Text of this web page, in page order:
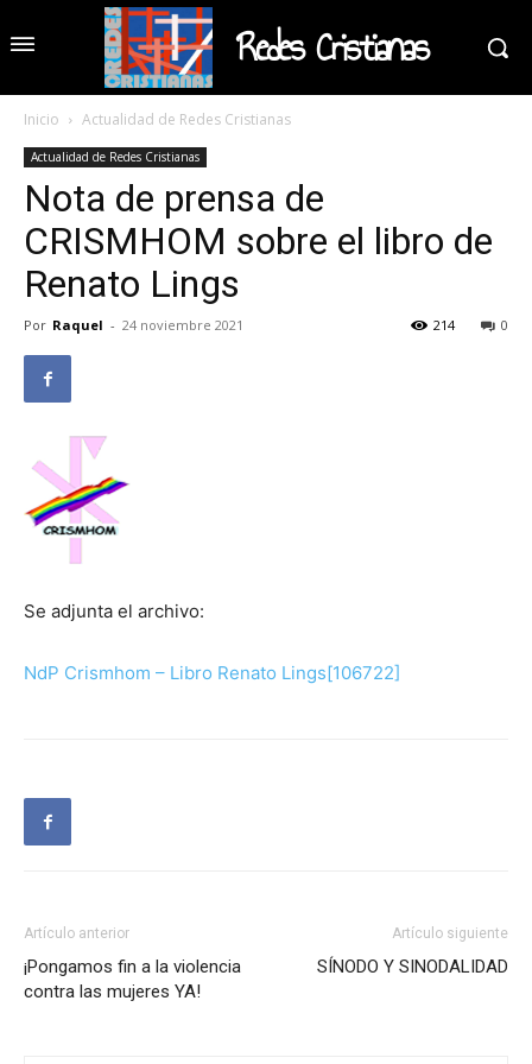
Redes Cristianas
Inicio Actualidad de Redes Cristianas
Actualidad de Redes Cristianas
Nota de prensa de
CRISMHOM sobre el libro de
Renato Lings
Por Raquel - 24 noviembre 2021 0
214
Se adjunta el archivo:
NdP Crismhom – Libro Renato Lings[106722]
Artículo anterior
¡Pongamos fin a la violencia
contra las mujeres YA!
Artículo siguiente
SÍNODO Y SINODALIDAD